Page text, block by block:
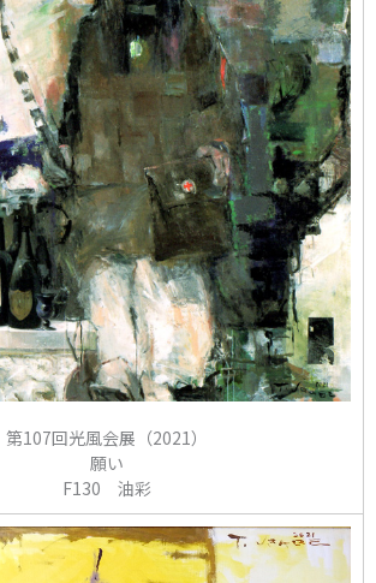
第107回光風会展（2021）
願い
F130 油彩